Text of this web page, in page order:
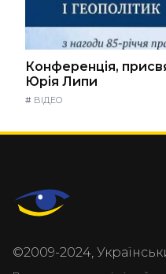
Конференція,
Юрія Липи
# ВІДЕО
©2009-2024,